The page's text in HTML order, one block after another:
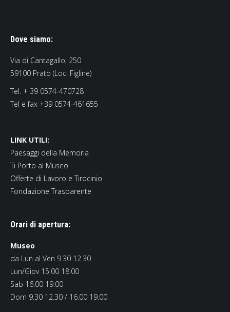
Dove siamo:
Via di Cantagallo, 250
59100 Prato (Loc. Figline)
Tel. + 39 0574-470728
Tel e fax +39 0574-461655
LINK UTILI:
Paesaggi della Memoria
Ti Porto al Museo
Offerte di Lavoro e Tirocinio
Fondazione Trasparente
Orari di apertura:
Museo
da Lun al Ven 9.30 12.30
Lun/Giov 15.00 18.00
Sab 16.00 19.00
Dom 9.30 12.30 / 16.00 19.00